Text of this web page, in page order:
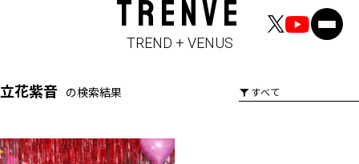
TRENVE
TREND + VENUS
立花紫音 の検索結果